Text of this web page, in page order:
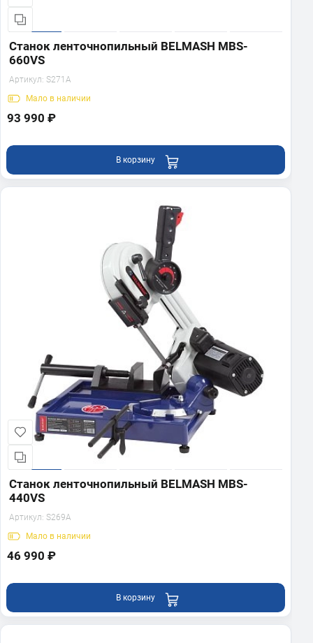
Станок ленточнопильный BELMASH MBS-
660VS
Артикул: S271A
Мало в наличии
93 990 ₽
В корзину
Станок ленточнопильный BELMASH MBS-
440VS
Артикул: S269A
Мало в наличии
46 990 ₽
В корзину